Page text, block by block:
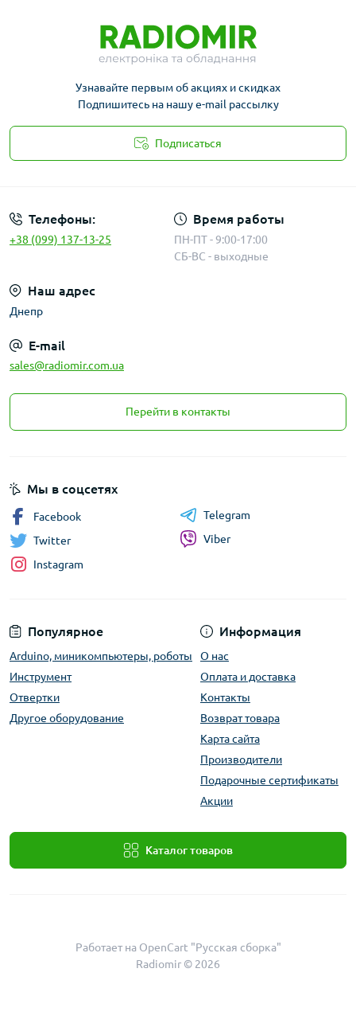
Узнавайте первым об акциях и скидках
Подпишитесь на нашу e-mail рассылку
Подписаться
Телефоны:
+38 (099) 137-13-25
Время работы
ПН-ПТ - 9:00-17:00
СБ-ВС - выходные
Наш адрес
Днепр
E-mail
sales@radiomir.com.ua
Перейти в контакты
Популярное
Arduino, миникомпьютеры, роботы
Инструмент
Отвертки
Другое оборудование
Информация
О нас
Оплата и доставка
Контакты
Возврат товара
Карта сайта
Производители
Подарочные сертификаты
Акции
Каталог товаров
Мы в соцсетях
Facebook
Twitter
Instagram
Telegram
Viber
Работает на OpenCart "Русская сборка"
Radiomir © 2026